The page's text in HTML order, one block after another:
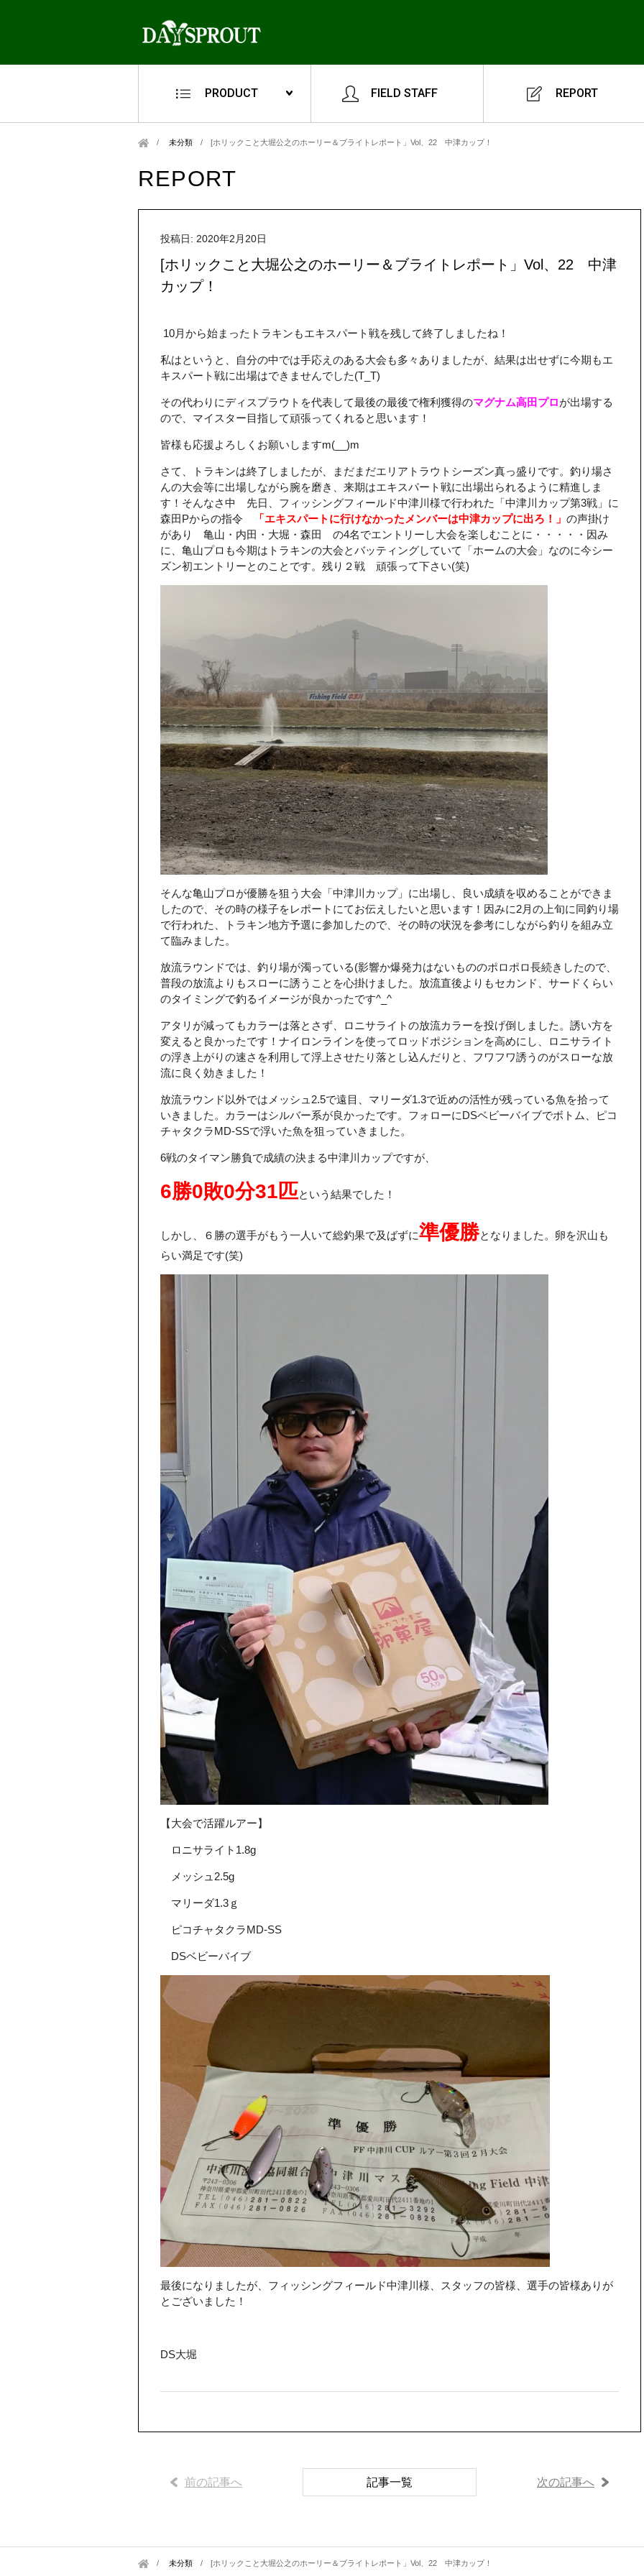
PRODUCT FIELD STAFF REPORT
未分類 /[ホリックこと大堀公之のホーリー＆ブライトレポート」Vol、22 中津カップ！
REPORT
投稿日: 2020年2月20日
[ホリックこと大堀公之のホーリー＆ブライトレポート」Vol、22 中津
カップ！
10月から始まったトラキンもエキスパート戦を残して終了しましたね！
私はというと、自分の中では手応えのある大会も多々ありましたが、結果は出せずに今期もエ
キスパート戦に出場はできませんでした(T_T)
その代わりにディスプラウトを代表して最後の最後で権利獲得のマグナム高田プロが出場する
ので、マイスター目指して頑張ってくれると思います！
皆様も応援よろしくお願いしますm(__)m
さて、トラキンは終了しましたが、まだまだエリアトラウトシーズン真っ盛りです。釣り場さ
んの大会等に出場しながら腕を磨き、来期はエキスパート戦に出場出られるように精進しま
す！そんなさ中 先日、フィッシングフィールド中津川様で行われた「中津川カップ第3戦」に
森田Pからの指令
「エキスパートに行けなかったメンバーは中津カップに出ろ！」 の声掛け
があり 亀山・内田・大堀・森田 の4名でエントリーし大会を楽しむことに・・・・・因み
に、亀山プロも今期はトラキンの大会とバッティングしていて「ホームの大会」なのに今シー
ズン初エントリーとのことです。残り２戦 頑張って下さい(笑)
そんな亀山プロが優勝を狙う大会「中津川カップ」に出場し、良い成績を収めることができま
したので、その時の様子をレポートにてお伝えしたいと思います！因みに2月の上旬に同釣り場
で行われた、トラキン地方予選に参加したので、その時の状況を参考にしながら釣りを組み立
て臨みました。
放流ラウンドでは、釣り場が濁っている(影響か爆発力はないもののポロポロ長続きしたので、
普段の放流よりもスローに誘うことを心掛けました。放流直後よりもセカンド、サードくらい
のタイミングで釣るイメージが良かったです^_^
アタリが減ってもカラーは落とさず、ロニサライトの放流カラーを投げ倒しました。誘い方を
変えると良かったです！ナイロンラインを使ってロッドポジションを高めにし、ロニサライト
の浮き上がりの速さを利用して浮上させたり落とし込んだりと、フワフワ誘うのがスローな放
流に良く効きました！
放流ラウンド以外ではメッシュ2.5で遠目、マリーダ1.3で近めの活性が残っている魚を拾って
いきました。カラーはシルバー系が良かったです。フォローにDSベビーバイブでボトム、ピコ
チャタクラMD-SSで浮いた魚を狙っていきました。
6戦のタイマン勝負で成績の決まる中津川カップですが、
6勝0敗0分31匹という結果でした！
しかし、６勝の選手がもう一人いて総釣果で及ばずに準優勝となりました。卵を沢山も
らい満足です(笑)
【大会で活躍ルアー】
ロニサライト1.8g
メッシュ2.5g
マリーダ1.3ｇ
ピコチャタクラMD-SS
DSベビーバイブ
最後になりましたが、フィッシングフィールド中津川様、スタッフの皆様、選手の皆様ありが
とございました！
DS大堀
前の記事へ 記事一覧 次の記事へ
未分類 /[ホリックこと大堀公之のホーリー＆ブライトレポート」Vol、22 中津カップ！